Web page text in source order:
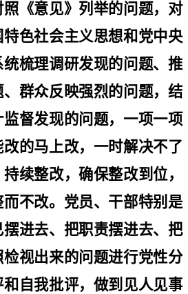
《意见》列举的问题，对
色社会主义思想和党中央
梳理调研发现的问题、推
群众反映强烈的问题，结
督发现的问题，一项一项
的马上改，一时解决不了
续整改，确保整改到位，
而不改。党员、干部特别是
进去、把职责摆进去、把
视出来的问题进行党性分
自我批评，做到见人见事